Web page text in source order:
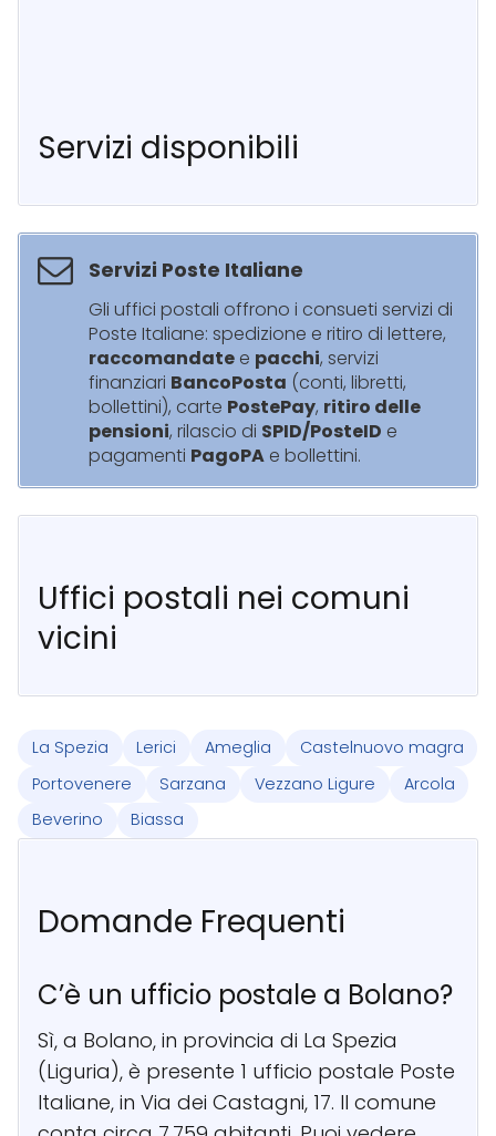
Servizi disponibili
Servizi Poste Italiane
Gli uffici postali offrono i consueti servizi di
Poste Italiane: spedizione e ritiro di lettere,
raccomandate e pacchi, servizi
finanziari BancoPosta (conti, libretti,
bollettini), carte PostePay, ritiro delle
pensioni, rilascio di SPID/PosteID e
pagamenti PagoPA e bollettini.
Uffici postali nei comuni
vicini
La Spezia Lerici Ameglia
Castelnuovo magra
Portovenere
Sarzana Vezzano Ligure
Arcola
Beverino
Biassa
Domande Frequenti
C’è un ufficio postale a Bolano?
Sì, a Bolano, in provincia di La Spezia
(Liguria), è presente 1 ufficio postale Poste
Italiane, in Via dei Castagni, 17. Il comune